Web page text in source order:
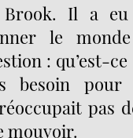
Il a eu
le
: qu’est-
besoin
pas
mouvoir.